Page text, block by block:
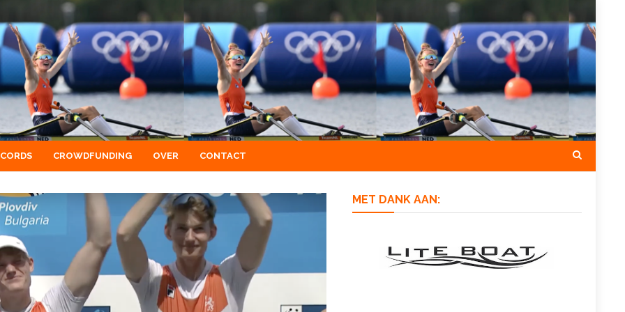
CROWDFUNDING OVER CONTACT
MET DANK AAN: